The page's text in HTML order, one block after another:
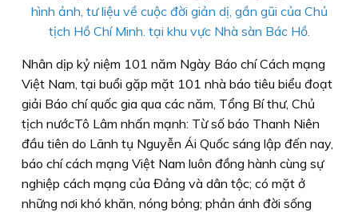
hình ảnh, tư liệu về cuộc đời giản dị, gần gũi của Chủ
tịch Hồ Chí Minh. tại khu vực Nhà sàn Bác Hồ.
Nhân dịp kỷ niệm 101 năm Ngày Báo chí Cách mạng
Việt Nam, tại buổi gặp mặt 101 nhà báo tiêu biểu đoạt
giải Báo chí quốc gia qua các năm, Tổng Bí thư, Chủ
tịch nướcTô Lâm nhấn mạnh: Từ số báo Thanh Niên
đầu tiên do Lãnh tụ Nguyễn Ái Quốc sáng lập đến nay,
báo chí cách mạng Việt Nam luôn đồng hành cùng sự
nghiệp cách mạng của Đảng và dân tộc; có mặt ở
những nơi khó khăn, nóng bỏng; phản ánh đời sống